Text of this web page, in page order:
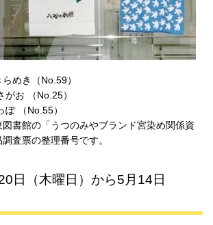
めき（No.59）
お （No.25）
（No.55）
図書館の「うつのみやブランド宮染め関係資
査票の整理番号です。
日（木曜日）から5月14日